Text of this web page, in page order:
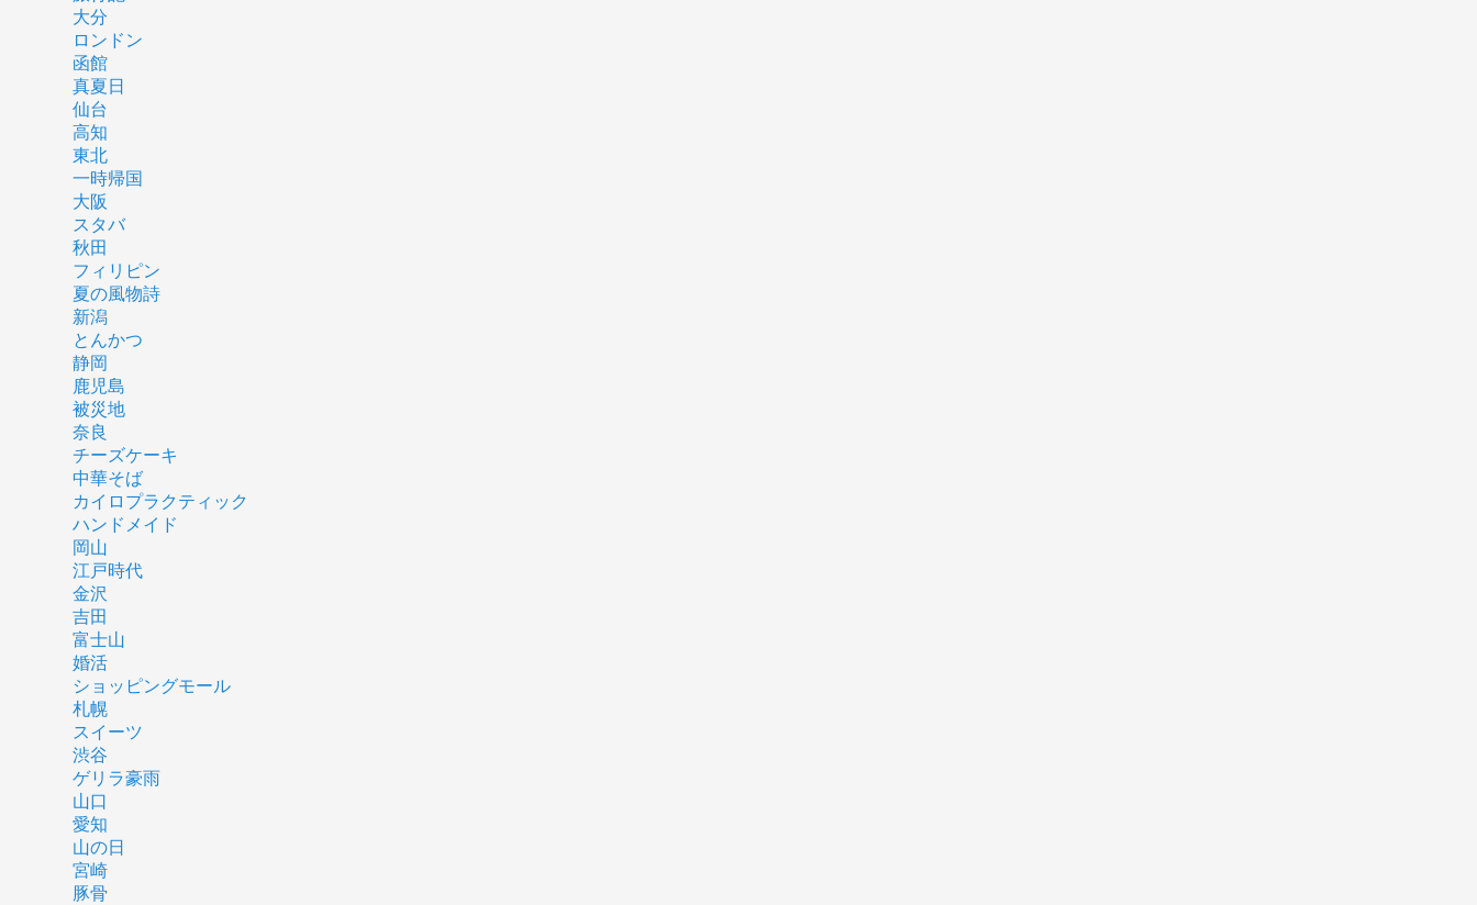
大分
ロンドン
函館
真夏日
仙台
高知
東北
一時帰国
大阪
スタバ
秋田
フィリピン
夏の風物詩
新潟
とんかつ
静岡
鹿児島
被災地
奈良
チーズケーキ
中華そば
カイロプラクティック
ハンドメイド
岡山
江戸時代
金沢
吉田
富士山
婚活
ショッピングモール
札幌
スイーツ
渋谷
ゲリラ豪雨
山口
愛知
山の日
宮崎
豚骨